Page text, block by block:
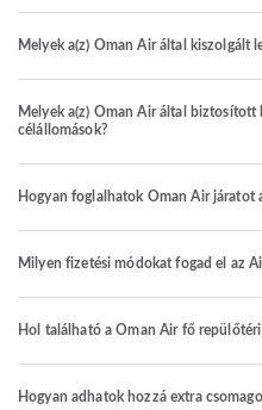
Melyek a(z) Oman Air által kiszolgált
Melyek a(z) Oman Air által
célállomások?
Hogyan foglalhatok Oman Air járatot
Milyen fizetési módokat fogad el az
Hol található a Oman Air fő
Hogyan adhatok hozzá extra